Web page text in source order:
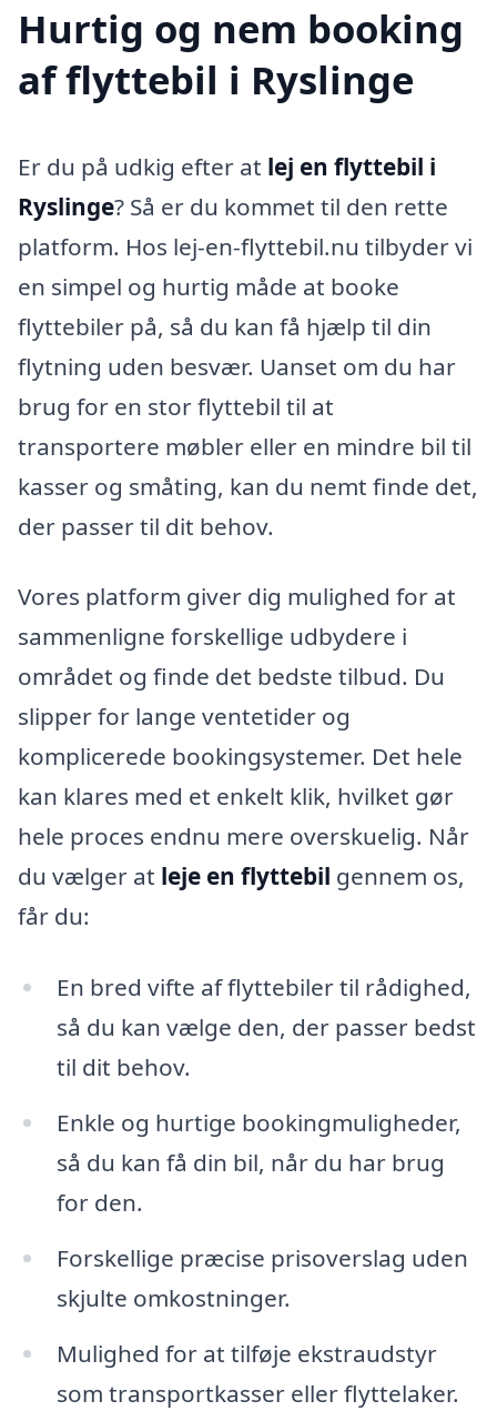
Hurtig og nem booking
af flyttebil i Ryslinge
Er du på udkig efter at lej en flyttebil i
Ryslinge? Så er du kommet til den rette
platform. Hos lej-en-flyttebil.nu tilbyder vi
en simpel og hurtig måde at booke
flyttebiler på, så du kan få hjælp til din
flytning uden besvær. Uanset om du har
brug for en stor flyttebil til at
transportere møbler eller en mindre bil til
kasser og småting, kan du nemt finde det,
der passer til dit behov.
Vores platform giver dig mulighed for at
sammenligne forskellige udbydere i
området og finde det bedste tilbud. Du
slipper for lange ventetider og
komplicerede bookingsystemer. Det hele
kan klares med et enkelt klik, hvilket gør
hele proces endnu mere overskuelig. Når
du vælger at leje en flyttebil gennem os,
får du:
En bred vifte af flyttebiler til rådighed,
så du kan vælge den, der passer bedst
til dit behov.
Enkle og hurtige bookingmuligheder,
så du kan få din bil, når du har brug
for den.
Forskellige præcise prisoverslag uden
skjulte omkostninger.
Mulighed for at tilføje ekstraudstyr
som transportkasser eller flyttelaker.